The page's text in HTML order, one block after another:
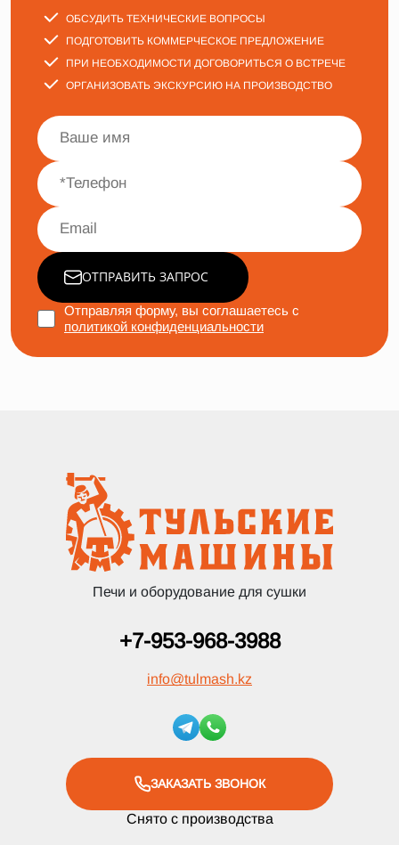
ОБСУДИТЬ ТЕХНИЧЕСКИЕ ВОПРОСЫ
ПОДГОТОВИТЬ КОММЕРЧЕСКОЕ ПРЕДЛОЖЕНИЕ
ПРИ НЕОБХОДИМОСТИ ДОГОВОРИТЬСЯ О ВСТРЕЧЕ
ОРГАНИЗОВАТЬ ЭКСКУРСИЮ НА ПРОИЗВОДСТВО
ОТПРАВИТЬ ЗАПРОС
Отправляя форму, вы соглашаетесь с
политикой конфиденциальности
Печи и оборудование для сушки
+7-953-968-3988
info@tulmash.kz
ЗАКАЗАТЬ ЗВОНОК
Снято с производства